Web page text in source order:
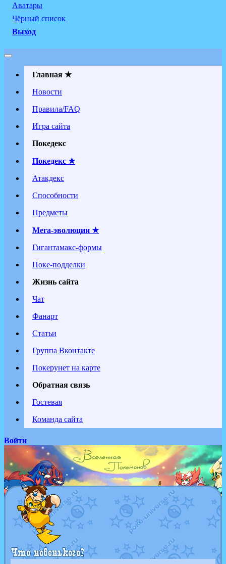
Аватары
Чёрный список
Выход
Главная ★
Новости
Правила/FAQ
Игра сайта
Покедекс
Покедекс ★
Атакдекс
Способности
Предметы
Мега-эволюции ★
Гигантамакс-формы
Поке-подделки
Жизнь сайта
Чат
Фанарт
Статьи
Группа Вконтакте
Покерунет на карте
Обратная связь
Гостевая
Команда сайта
Войти